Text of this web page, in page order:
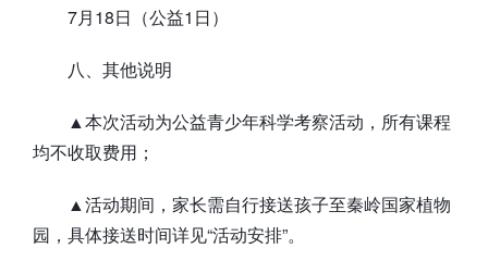
7月18日（公益1日）
八、其他说明
▲本次活动为公益青少年科学考察活动，所有课程
均不收取费用；
▲活动期间，家长需自行接送孩子至秦岭国家植物
园，具体接送时间详见“活动安排”。